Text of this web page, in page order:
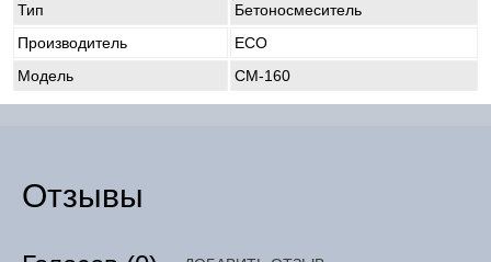
Тип
Бетоносмеситель
Производитель
ECO
Модель
CM-160
Отзывы